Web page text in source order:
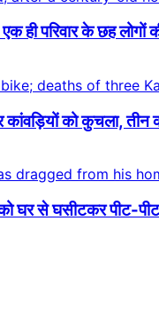
परिवार के छह लोगों
को कुचला, तीन
घर से घसीटकर पीट-